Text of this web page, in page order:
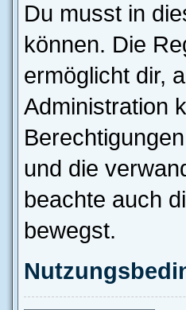
Du musst in
können. Die
ermöglicht dir,
Administration
und die
beachte auch
bewegst.